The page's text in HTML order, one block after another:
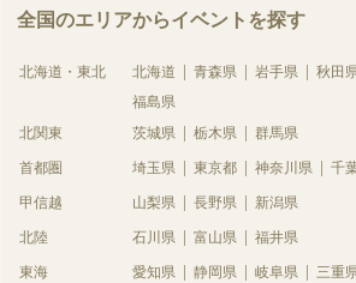
全国のエリアからイベントを探す
北海道・東北 北海道 青森県 岩手県 秋田
福島県
北関東
茨城県 栃木県 群馬県
首都圏 埼玉県 東京都 神奈川県 千
甲信越 山梨県 長野県 新潟県
北陸 石川県 富山県 福井県
東海 愛知県 静岡県 岐阜県 三重